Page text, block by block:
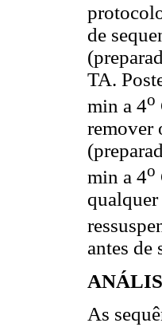
de
TA.
min a 4o
remover
min a 4o
qualquer
antes de
As